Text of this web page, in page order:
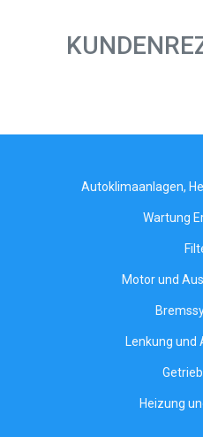
Autoklimaanlagen,
Wartung
Motor und
Lenkung und
Heizung